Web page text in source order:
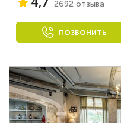
2692 отзыва
ПОЗВОНИТЬ